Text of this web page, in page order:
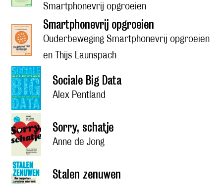
Smartphonevrij opgroeien
Smartphonevrij opgroeien
Ouderbeweging Smartphonevrij opgroeien
en Thijs Launspach
Sociale Big Data
Alex Pentland
Sorry, schatje
Anne de Jong
Stalen zenuwen